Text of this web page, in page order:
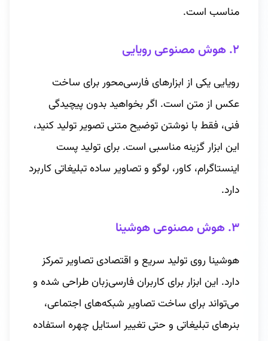
مناسب است.
۲. هوش مصنوعی رویایی
رویایی یکی از ابزارهای فارسی‌محور برای ساخت
عکس از متن است. اگر بخواهید بدون پیچیدگی
فنی، فقط با نوشتن توضیح متنی تصویر تولید کنید،
این ابزار گزینه مناسبی است. برای تولید پست
اینستاگرام، کاور، لوگو و تصاویر ساده تبلیغاتی کاربرد
دارد.
۳. هوش مصنوعی هوشینا
هوشینا روی تولید سریع و اقتصادی تصاویر تمرکز
دارد. این ابزار برای کاربران فارسی‌زبان طراحی شده و
می‌تواند برای ساخت تصاویر شبکه‌های اجتماعی،
بنرهای تبلیغاتی و حتی تغییر استایل چهره استفاده